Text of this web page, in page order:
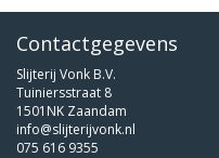
Contactgegevens
Slijterij Vonk B.V.
Tuiniersstraat 8
1501NK Zaandam
info@slijterijvonk.nl
075 616 9355